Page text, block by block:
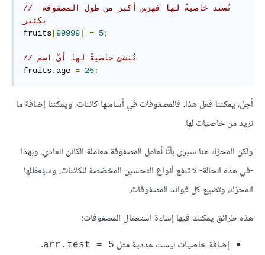
// نُسند خاصيةً لها فهرس أكبر من طول المصفوفة
بكثير
fruits [99999] = 5;
// نُنشئ خاصيةً لها أيّ اسم
fruits. age = 25;
أجل، يمكننا فعل هذا، فالمصفوفات في أساسها كائنات، ويمكننا إضافة ما
نريد من خاصيات لها.
ولكن المحرّك هنا سيرى بأنّا نُعامل المصفوفة معاملة الكائن العادي. وبهذا
-في هذه الحالة- لا تنفع أنواع التحسين المخصّصة للكائنات، وسيُعطّلها
المحرّك، وتضيع كل فوائد المصفوفات.
هذه طرائق يمكنك فيها إساءة استعمال المصفوفات:
إضافة خاصيات ليست عددية مثل arr.test = 5
.